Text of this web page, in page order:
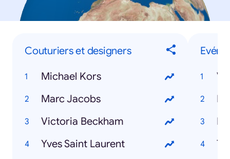
Couturiers et designers
Michael Kors
Marc Jacobs
Victoria Beckham
Yves Saint Laurent